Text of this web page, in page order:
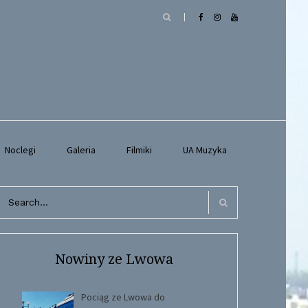
Noclegi Galeria Filmiki UA Muzyka
Search
Nowiny ze Lwowa
Pociąg ze Lwowa do